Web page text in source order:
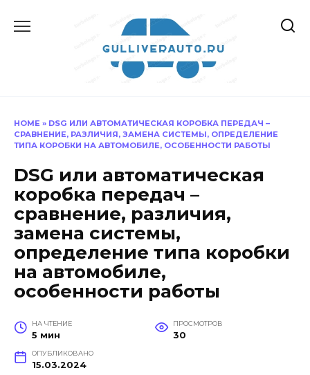
HOME » DSG ИЛИ АВТОМАТИЧЕСКАЯ КОРОБКА ПЕРЕДАЧ –
СРАВНЕНИЕ, РАЗЛИЧИЯ, ЗАМЕНА СИСТЕМЫ, ОПРЕДЕЛЕНИЕ
ТИПА КОРОБКИ НА АВТОМОБИЛЕ, ОСОБЕННОСТИ РАБОТЫ
DSG или автоматическая
коробка передач –
сравнение, различия,
замена системы,
определение типа коробки
на автомобиле,
особенности работы
НА ЧТЕНИЕ
5 мин
ПРОСМОТРОВ
30
ОПУБЛИКОВАНО
15.03.2024